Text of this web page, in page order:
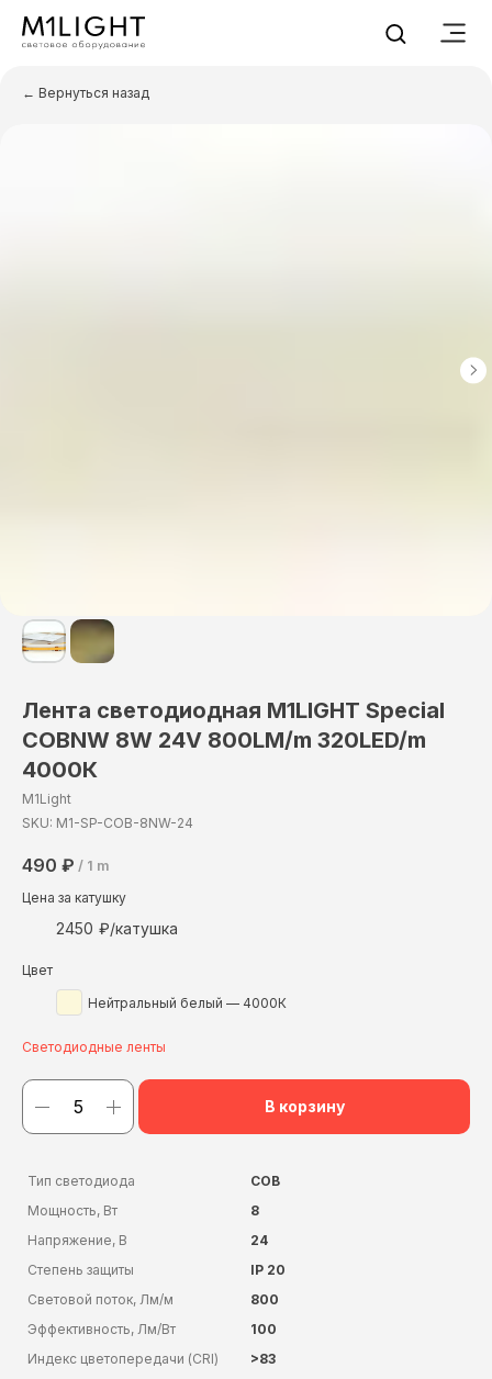
← Вернуться назад
Лента светодиодная М1LIGHT Special
COBNW 8W 24V 800LM/m 320LED/m
4000К
M1Light
SKU: M1-SP-COB-8NW-24
490 ₽ / 1 m
Цена за катушку
2450
Цвет
Нейтральный белый — 4000К
Светодиодные ленты
В корзину
Тип светодиода
COB
Мощность, Вт
8
Напряжение, В
24
Степень защиты
IP 20
Световой поток, Лм/м
800
Эффективность, Лм/Вт
100
Индекс цветопередачи (CRI)
>83